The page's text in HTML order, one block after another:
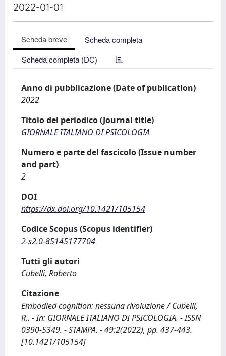
2022-01-01
Scheda breve
Scheda completa
Scheda completa (DC)
Anno di pubblicazione (Date of publication)
2022
Titolo del periodico (Journal title)
GIORNALE ITALIANO DI PSICOLOGIA
Numero e parte del fascicolo (Issue number
and part)
2
DOI
https://dx.doi.org/10.1421/105154
Codice Scopus (Scopus identifier)
2-s2.0-85145177704
Tutti gli autori
Cubelli, Roberto
Citazione
Embodied cognition: nessuna rivoluzione / Cubelli,
R.. - In: GIORNALE ITALIANO DI PSICOLOGIA. - ISSN
0390-5349. - STAMPA. - 49:2(2022), pp. 437-443.
[10.1421/105154]